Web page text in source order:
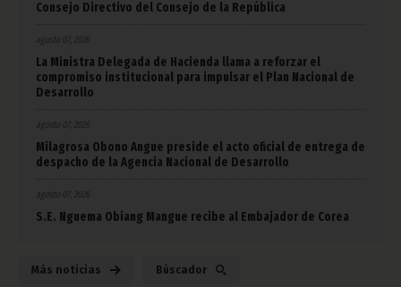
Consejo Directivo del Consejo de la República
agosto 07, 2026
La Ministra Delegada de Hacienda llama a reforzar el
compromiso institucional para impulsar el Plan Nacional de
Desarrollo
agosto 07, 2026
Milagrosa Obono Angue preside el acto oficial de entrega de
despacho de la Agencia Nacional de Desarrollo
agosto 07, 2026
S.E. Nguema Obiang Mangue recibe al Embajador de Corea
Más noticias Búscador